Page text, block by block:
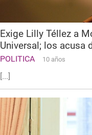
Exige Lilly Téllez a
Universal; los acusa
POLITICA 10 años
[...]